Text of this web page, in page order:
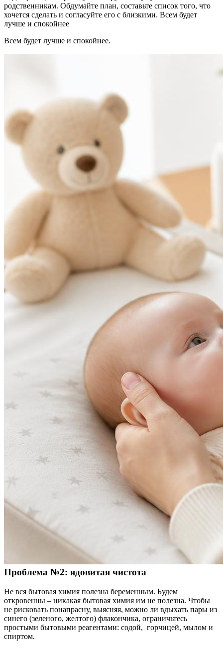
родственникам. Обдумайте план, составьте список того, что
хочется сделать и согласуйте его с близкими. Всем будет
лучше и спокойнее
Всем будет лучше и спокойнее.
Проблема №2: ядовитая чистота
Не вся бытовая химия полезна беременным. Будем
откровенны – никакая бытовая химия им не полезна. Чтобы
не рисковать понапрасну, выясняя, можно ли вдыхать пары из
синего (зеленого, желтого) флакончика, ограничьтесь
простыми бытовыми реагентами: содой, горчицей, мылом и
спиртом.